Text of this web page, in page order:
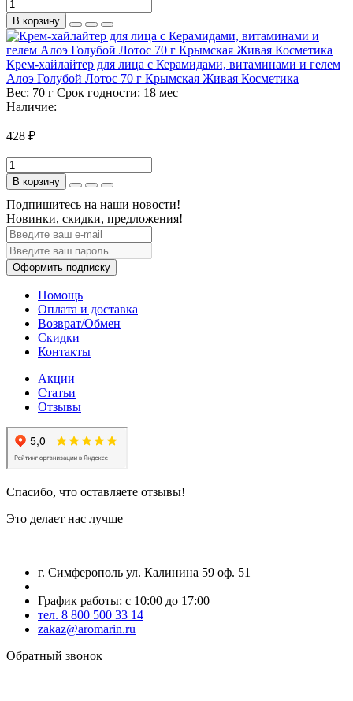
В корзину
Крем-хайлайтер для лица с Керамидами, витаминами и гелем
Алоэ Голубой Лотос 70 г Крымская Живая Косметика
Вес: 70 г Срок годности: 18 мес
Наличие:
428 ₽
В корзину
Подпишитесь на наши новости!
Новинки, скидки, предложения!
Оформить подписку
Помощь
Оплата и доставка
Возврат/Обмен
Скидки
Контакты
Акции
Статьи
Отзывы
Спасибо, что оставляете отзывы!
Это делает нас лучше
г. Симферополь ул. Калинина 59 оф. 51
График работы: с 10:00 до 17:00
тел. 8 800 500 33 14
zakaz@aromarin.ru
Обратный звонок